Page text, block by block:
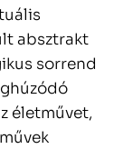
absztrakt
sorrend
életművet,